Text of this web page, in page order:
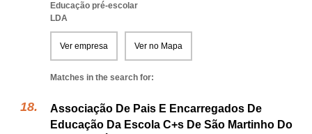
Educação pré-escolar
LDA
Ver empresa Ver no Mapa
Matches in the search for:
Associação De Pais E Encarregados De
Educação Da Escola C+s De São Martinho Do